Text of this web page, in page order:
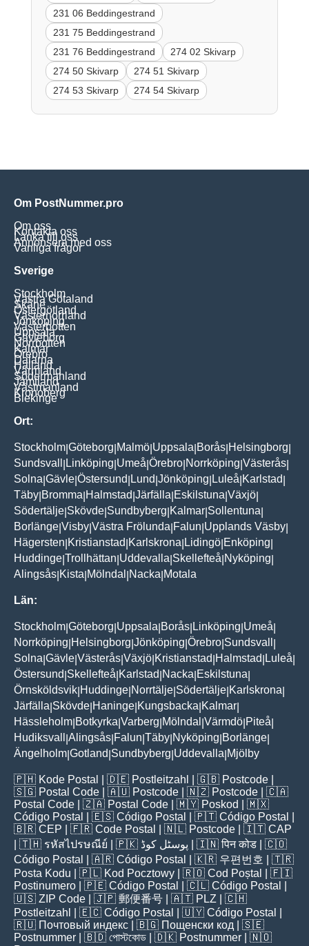
231 06 Beddingestrand
231 75 Beddingestrand
231 76 Beddingestrand
274 02 Skivarp
274 50 Skivarp
274 51 Skivarp
274 53 Skivarp
274 54 Skivarp
Om PostNummer.pro
Om oss
Kontakta oss
Länka till oss
Annonsera med oss
Vanliga frågor
Sverige
Stockholm
Västra Götaland
Skåne
Östergötland
Västernorrland
Jönköping
Västerbotten
Uppsala
Gävleborg
Norrbotten
Kalmar
Örebro
Dalarna
Halland
Värmland
Södermanland
Jämtland
Västmanland
Kronoberg
Blekinge
Ort:
Stockholm Göteborg Malmö Uppsala Borås Helsingborg
Sundsvall
Linköping Umeå Örebro Norrköping Västerås
Solna Gävle Östersund Lund Jönköping Luleå Karlstad
Täby Bromma Halmstad Järfälla Eskilstuna Växjö
Södertälje Skövde Sundbyberg Kalmar Sollentuna
Borlänge Visby Västra Frölunda Falun Upplands Väsby
Hägersten Kristianstad Karlskrona Lidingö Enköping
Huddinge Trollhättan Uddevalla Skellefteå Nyköping
Alingsås Kista Mölndal Nacka Motala
Län:
Stockholm Göteborg Uppsala Borås Linköping Umeå
Norrköping Helsingborg Jönköping Örebro Sundsvall
Solna Gävle Västerås Växjö Kristianstad Halmstad Luleå
Östersund Skellefteå Karlstad Nacka Eskilstuna
Örnsköldsvik Huddinge Norrtälje Södertälje Karlskrona
Järfälla Skövde Haninge Kungsbacka Kalmar
Hässleholm Botkyrka Varberg Mölndal Värmdö Piteå
Hudiksvall
Alingsås Falun Täby Nyköping Borlänge
Ängelholm Gotland Sundbyberg Uddevalla Mjölby
🇵🇭 Kode Postal | 🇩🇪 Postleitzahl | 🇬🇧 Postcode
🇸🇬 Postal Code | 🇦🇺 Postcode | 🇳🇿 Postcode | 🇨🇦
Postal Code | 🇿🇦 Postal Code | 🇲🇾 Poskod
| 🇲🇽
Código Postal
| 🇪🇸 Código Postal | 🇵🇹 Código Postal
🇧🇷 CEP | 🇫🇷 Code Postal | 🇳🇱 Postcode | 🇮🇹 CAP
| 🇹🇭 รหัสไปรษณีย์ | 🇵🇰 پوسٹل کوڈ | 🇮🇳पिन कोड | 🇨🇴
Código Postal
| 🇦🇷 Código Postal | 🇰🇷 우편번호
| 🇹🇷
Posta Kodu | 🇵🇱 Kod Pocztowy | 🇷🇴 Cod Poștal
| 🇫🇮
Postinumero | 🇵🇪 Código Postal | 🇨🇱 Código Postal
🇺🇸 ZIP Code | 🇯🇵 郵便番号 | 🇦🇹 PLZ | 🇨🇭
Postleitzahl
| 🇪🇨 Código Postal | 🇺🇾 Código Postal
🇷🇺 Почтовый индекс | 🇧🇬 Пощенски код | 🇸🇪
Postnummer | 🇧🇩 পোস্টকোড | 🇩🇰 Postnummer | 🇳🇴